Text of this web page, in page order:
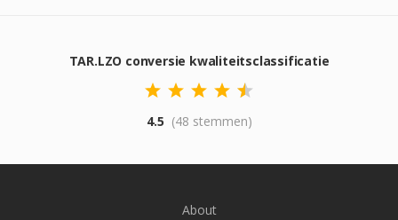
TAR.LZO conversie kwaliteitsclassificatie
4.5 (48 stemmen)
About